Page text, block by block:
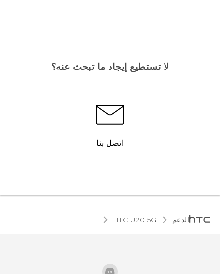
لا تستطيع إيجاد ما تبحث عنه؟
اتصل بنا
الدعم ‎HTC U20 5G‎